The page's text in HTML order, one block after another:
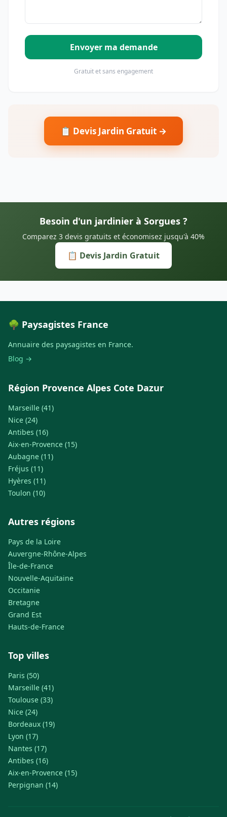
Envoyer ma demande
Gratuit et sans engagement
📋 Devis Jardin Gratuit →
Besoin d'un jardinier à Sorgues ?
Comparez 3 devis gratuits et économisez jusqu'à 40%
📋 Devis Jardin Gratuit
🌳 Paysagistes France
Annuaire des paysagistes en France.
Blog →
Région Provence Alpes Cote Dazur
Marseille (41)
Nice (24)
Antibes (16)
Aix-en-Provence (15)
Aubagne (11)
Fréjus (11)
Hyères (11)
Toulon (10)
Autres régions
Pays de la Loire
Auvergne-Rhône-Alpes
Île-de-France
Nouvelle-Aquitaine
Occitanie
Bretagne
Grand Est
Hauts-de-France
Top villes
Paris (50)
Marseille (41)
Toulouse (33)
Nice (24)
Bordeaux (19)
Lyon (17)
Nantes (17)
Antibes (16)
Aix-en-Provence (15)
Perpignan (14)